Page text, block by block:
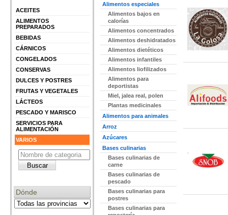
ACEITES
ALIMENTOS
PREPARADOS
BEBIDAS
CÁRNICOS
CONGELADOS
CONSERVAS
DULCES Y POSTRES
FRUTAS Y VEGETALES
LÁCTEOS
PESCADO Y MARISCO
SERVICIOS PARA
ALIMENTACIÓN
VARIOS
Dónde
Alimentos especiales
Alimentos bajos en
calorías
Alimentos concentrados
Alimentos deshidratados
Alimentos dietéticos
Alimentos infantiles
Alimentos liofilizados
Alimentos para
deportistas
Miel, jalea real, polen
Plantas medicinales
Alimentos para animales
Arroz
Azúcares
Bases culinarias
Bases culinarias de
carne
Bases culinarias de
pescado
Bases culinarias para
postres
Bases culinarias para